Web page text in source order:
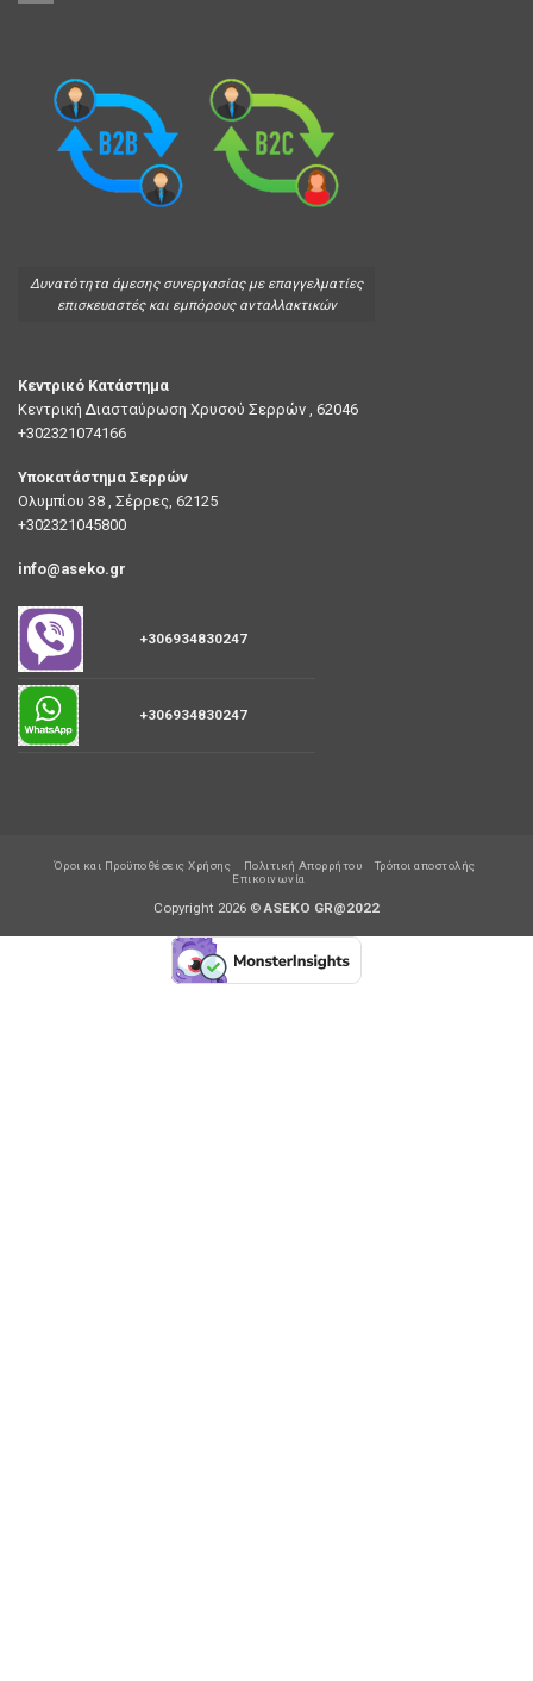
Δυνατότητα άμεσης συνεργασίας με επαγγελματίες
επισκευαστές και εμπόρους ανταλλακτικών
Κεντρικό Κατάστημα
Κεντρική Διασταύρωση Χρυσού Σερρών , 62046
+302321074166
Υποκατάστημα Σερρών
Ολυμπίου 38 , Σέρρες, 62125
+302321045800
info@aseko.gr
+306934830247
+306934830247
Όροι και Προϋποθέσεις Χρήσης Πολιτική Απορρήτου
Τρόποι αποστολής
Επικοινωνία
Copyright 2026 ©ASEKO GR@2022